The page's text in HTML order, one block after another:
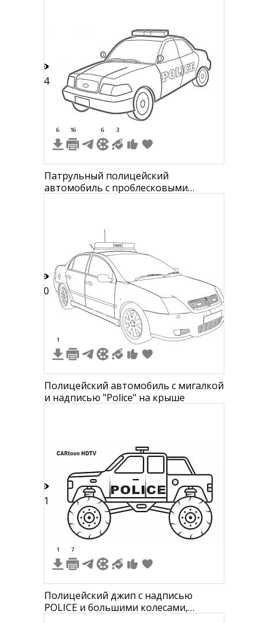
34
6 16 6 3
Патрульный полицейский
автомобиль с проблесковыми
10
1
Полицейский автомобиль с мигалкой
и надписью "Police" на крыше
11
1 7
Полицейский джип с надписью
POLICE и большими колесами,